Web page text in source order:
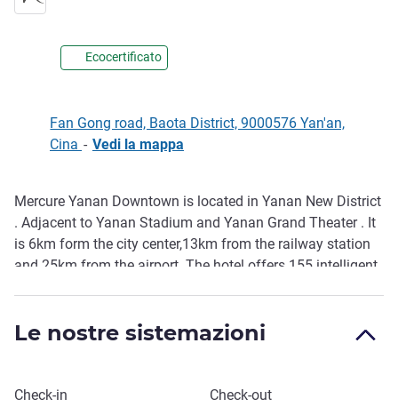
Ecocertificato
Fan Gong road, Baota District, 9000576 Yan'an,
Cina - Vedi la mappa
Descrizione
Mercure Yanan Downtown is located in Yanan New District
. Adjacent to Yanan Stadium and Yanan Grand Theater . It
is 6km form the city center,13km from the railway station
and 25km from the airport. The hotel offers 155 intelligent
breakfast, and also provides lobby bar, multi functional
Le nostre sistemazioni
Prenota questo hotel
Check-in Check-out